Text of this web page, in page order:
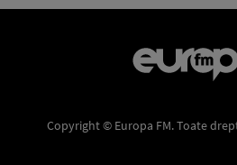
Copyright © Europa FM. Toate